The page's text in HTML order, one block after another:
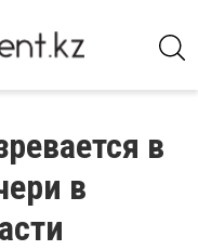
в
в